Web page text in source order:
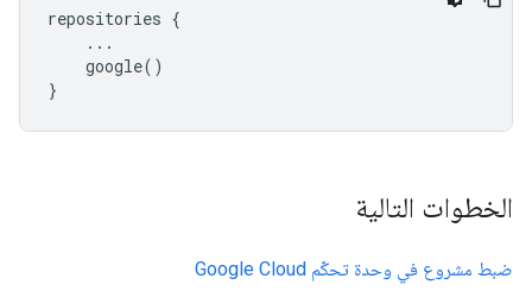
repositories {
...
google()
}
الخطوات التالية
ضبط مشروع في وحدة تحكّم Google Cloud